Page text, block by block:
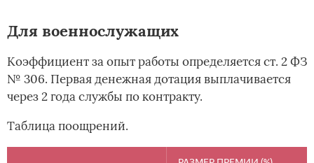
Для военнослужащих
Коэффициент за опыт работы определяется ст. 2 ФЗ
№ 306. Первая денежная дотация выплачивается
через 2 года службы по контракту.
Таблица поощрений.